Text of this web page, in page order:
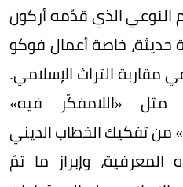
النوعي الذي قدّمه أركون
خاصة أعمال فوكو
مقاربة التراث الإسلامي.
«اللامفكّر فيه»
من تفكيك الخطاب الديني
وإبراز ما تمّ